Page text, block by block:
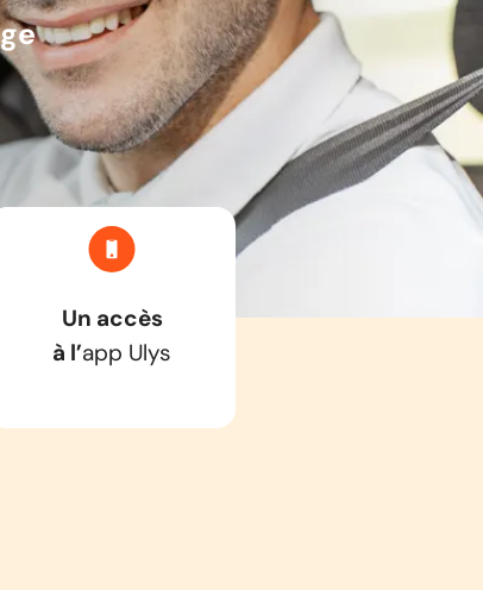
Un accès
à l’app Ulys